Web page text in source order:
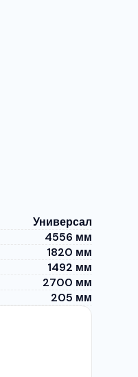
Универсал
4556 мм
1820 мм
1492 мм
2700 мм
205 мм